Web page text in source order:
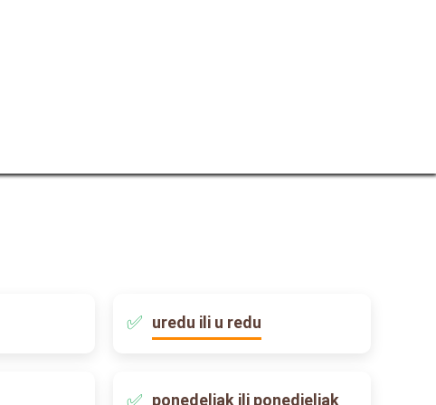
uredu ili u redu
ponedeljak ili ponedjeljak